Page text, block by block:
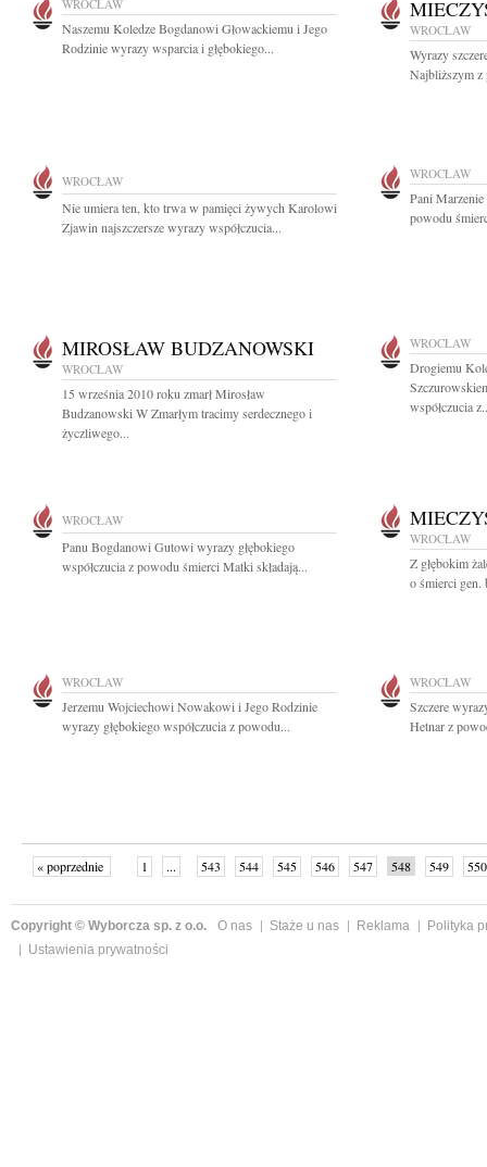
WROCŁAW
Naszemu Koledze Bogdanowi Głowackiemu i Jego
Rodzinie wyrazy wsparcia i głębokiego...
WROCŁAW
Wyrazy
Najbliższym z
WROCŁAW
Nie umiera ten, kto trwa w pamięci żywych Karolowi
Zjawin najszczersze wyrazy współczucia...
WROCŁAW
Pani Marzenie
powodu
MIROSŁAW BUDZANOWSKI
WROCŁAW
15 września 2010 roku zmarł Mirosław
Budzanowski W Zmarłym tracimy serdecznego i
życzliwego...
WROCŁAW
Drogiemu
współczucia
WROCŁAW
Panu Bogdanowi Gutowi wyrazy głębokiego
współczucia z powodu śmierci Matki składają...
WROCŁAW
Z głębokim
o śmierci gen.
WROCŁAW
Jerzemu Wojciechowi Nowakowi i Jego Rodzinie
wyrazy głębokiego współczucia z powodu...
WROCŁAW
Szczere
Hetnar z
« poprzednie 1 ... 543 544 545 546 547 548 549
550
Copyright © Wyborcza sp. z o.o. O nas Staże u nas Reklama
Polityka
Ustawienia prywatności